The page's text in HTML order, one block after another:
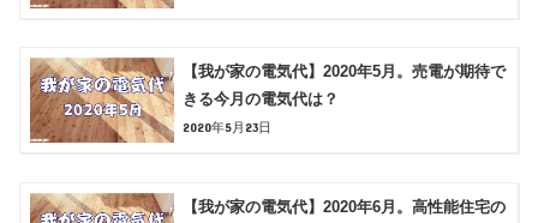
【我が家の電気代】2020年5月。売電が期待で
きる今月の電気代は？
2020年5月23日
【我が家の電気代】2020年6月。高性能住宅の